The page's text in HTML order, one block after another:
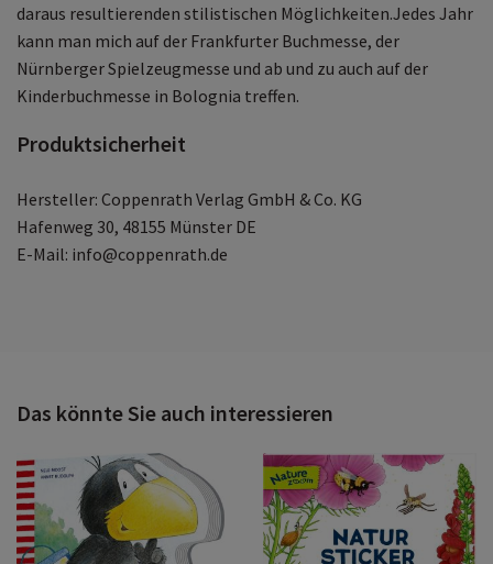
daraus resultierenden stilistischen Möglichkeiten.Jedes Jahr
kann man mich auf der Frankfurter Buchmesse, der
Nürnberger Spielzeugmesse und ab und zu auch auf der
Kinderbuchmesse in Bolognia treffen.
Produktsicherheit
Hersteller: Coppenrath Verlag GmbH & Co. KG
Hafenweg 30, 48155 Münster DE
E-Mail: info@coppenrath.de
Das könnte Sie auch interessieren